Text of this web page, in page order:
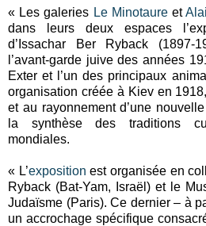
« Les galeries Le Minotaureet
dans leurs deux espaces
d’Issachar Ber Ryback (1897-
l’avant-garde juive des années
Exter et l’un des principaux
organisation créée à Kiev en
et au rayonnement d’une
la synthèse des traditions
mondiales.
« L’exposition est organisée en
Ryback (Bat-Yam, Israël) et le
Judaïsme (Paris). Ce dernier – à
un accrochage spécifique